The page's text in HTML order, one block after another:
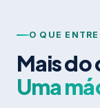
O QUE
Mais do
Uma